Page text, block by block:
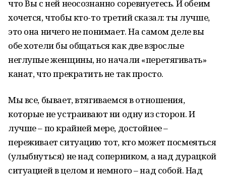
что Вы с ней неосознанно соревнуетесь. И обеим
хочется, чтобы кто-то третий сказал: ты лучше,
это она ничего не понимает. На самом деле вы
обе хотели бы общаться как две взрослые
неглупые женщины, но начали «перетягивать»
канат, что прекратить не так просто.
Мы все, бывает, втягиваемся в отношения,
которые не устраивают ни одну из сторон. И
лучше – по крайней мере, достойнее –
переживает ситуацию тот, кто может посмеяться
(улыбнуться) не над соперником, а над дурацкой
ситуацией в целом и немного – над собой. Над